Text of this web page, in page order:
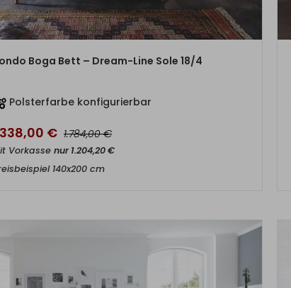
ZUM PRODUKT
Boga Bett – Dream-Line Sole 18/4
Polsterfarbe konfigurierbar
€ 1.784,00€
Vorkasse nur1.204,20€
140x200 cm